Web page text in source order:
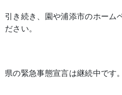
引き続き、園や浦添市のホーム
ださい。
県の緊急事態宣言は継続中です。